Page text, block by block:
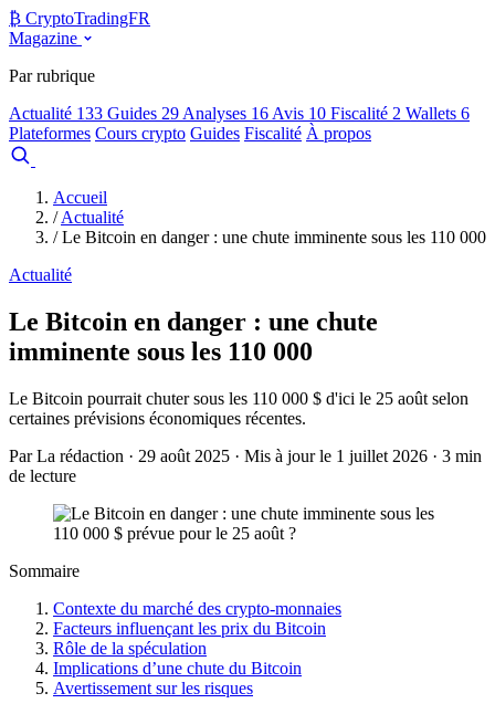
₿ CryptoTradingFR
Magazine
Par rubrique
Actualité 133 Guides 29 Analyses 16 Avis 10 Fiscalité 2 Wallets 6
Plateformes Cours crypto Guides Fiscalité À propos
Accueil
/ Actualité
/ Le Bitcoin en danger : une chute imminente sous les 110 000
Actualité
Le Bitcoin en danger : une chute
imminente sous les 110 000
Le Bitcoin pourrait chuter sous les 110 000 $ d'ici le 25 août selon
certaines prévisions économiques récentes.
Par La rédaction · 29 août 2025 · Mis à jour le 1 juillet 2026 · 3 min
de lecture
Sommaire
Contexte du marché des crypto-monnaies
Facteurs influençant les prix du Bitcoin
Rôle de la spéculation
Implications d’une chute du Bitcoin
Avertissement sur les risques